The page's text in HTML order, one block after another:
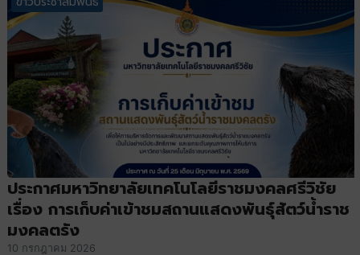
ประกาศมหาวิทยาลัยเทคโนโลยีราชมงคลศรีวิชัย
เรื่อง การเก็บค่าเข้าชมสถานแสดงพันธุ์สัตว์น้ําราช
มงคลตรัง
10 กรกฎาคม 2026